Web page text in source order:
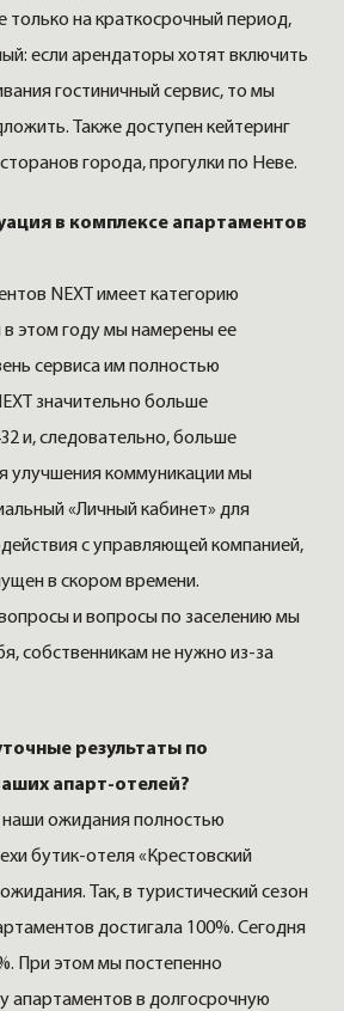
только на краткосрочный период,
если арендаторы хотят включить
гостиничный сервис, то мы
Также доступен кейтеринг
города, прогулки по Неве.
в комплексе апартаментов
NEXT имеет категорию
в этом году мы намерены ее
сервиса им полностью
значительно больше
и, следовательно, больше
улучшения коммуникации мы
«Личный кабинет» для
с управляющей компанией,
в скором времени.
и вопросы по заселению мы
собственникам не нужно из-за
результаты по
апарт-отелей?
ожидания полностью
бутик-отеля «Крестовский
Так, в туристический сезон
достигала 100%. Сегодня
При этом мы постепенно
апартаментов в долгосрочную